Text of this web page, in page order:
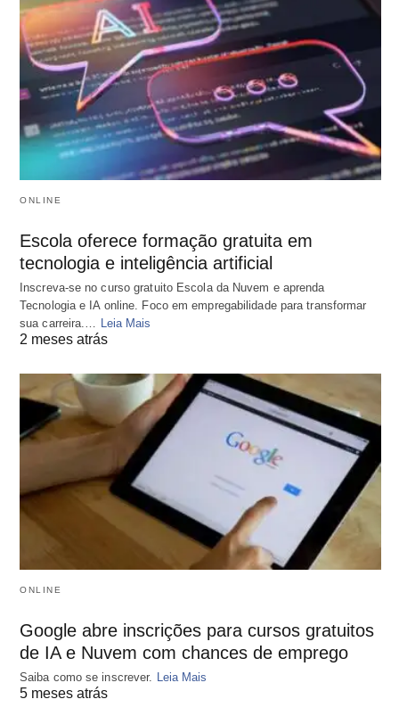
ONLINE
Escola oferece formação gratuita em
tecnologia e inteligência artificial
Inscreva-se no curso gratuito Escola da Nuvem e aprenda
Tecnologia e IA online. Foco em empregabilidade para transformar
sua carreira.… Leia Mais
2 meses atrás
ONLINE
Google abre inscrições para cursos gratuitos
de IA e Nuvem com chances de emprego
Saiba como se inscrever. Leia Mais
5 meses atrás